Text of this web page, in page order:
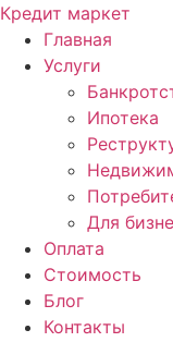
Перейти
содержимому
Кредит маркет
Главная
Услуги
Ипотека
Для
Оплата
Стоимость
Блог
Контакты